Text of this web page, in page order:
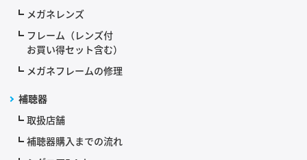
メガネレンズ
フレーム（レンズ付
お買い得セット含む）
メガネフレームの修理
補聴器
取扱店舗
補聴器購入までの流れ